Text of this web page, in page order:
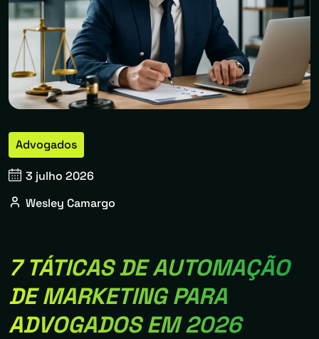
Advogados
3 julho 2026
Wesley Camargo
7 TÁTICAS DE AUTOMAÇÃO
DE MARKETING PARA
ADVOGADOS EM 2026